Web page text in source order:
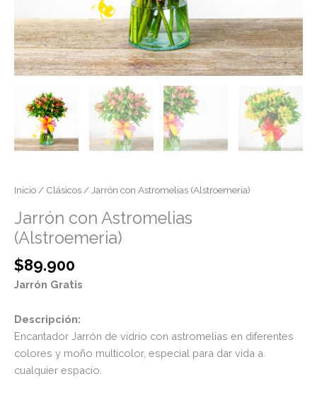
Inicio/ Clásicos/ Jarrón con Astromelias (Alstroemeria)
Jarrón con Astromelias
(Alstroemeria)
$89.900
Jarrón Gratis
Descripción:
Encantador Jarrón de vidrio con astromelias en diferentes
colores y moño multicolor, especial para dar vida a
cualquier espacio.